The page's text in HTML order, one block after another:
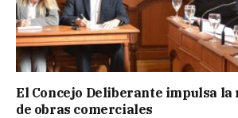
El Concejo Deliberante impulsa
de obras comerciales